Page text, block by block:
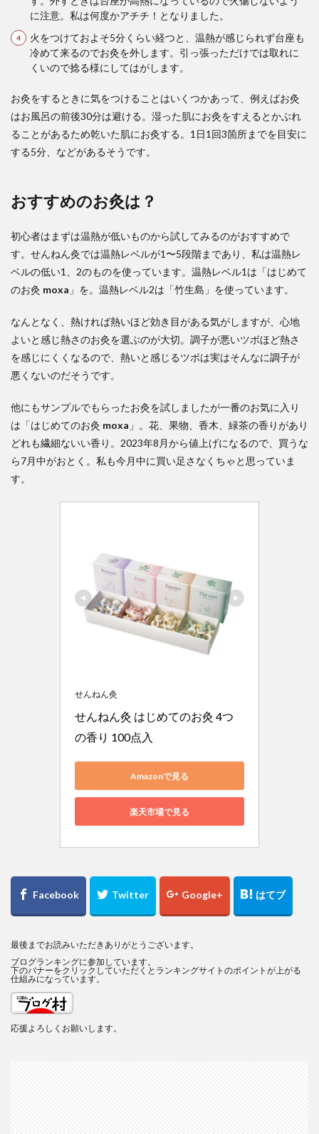
に注意。私は何度かアチチ！となりました。
火をつけておよそ5分くらい経つと、温熱が感じられず台座も
冷めて来るのでお灸を外します。引っ張っただけでは取れに
くいので捻る様にしてはがします。
お灸をするときに気をつけることはいくつかあって、例えばお灸
はお風呂の前後30分は避ける。湿った肌にお灸をすえるとかぶれ
ることがあるため乾いた肌にお灸する。1日1回3箇所までを目安に
する5分、などがあるそうです。
おすすめのお灸は？
初心者はまずは温熱が低いものから試してみるのがおすすめで
す。せんねん灸では温熱レベルが1〜5段階まであり、私は温熱レ
ベルの低い1、2のものを使っています。温熱レベル1は「はじめて
のお灸 moxa 」を。温熱レベル2は「竹生島」を使っています。
なんとなく、熱ければ熱いほど効き目がある気がしますが、心地
よいと感じ熱さのお灸を選ぶのが大切。調子が悪いツボほど熱さ
を感じにくくなるので、熱いと感じるツボは実はそんなに調子が
悪くないのだそうです。
他にもサンプルでもらったお灸を試しましたが一番のお気に入り
は「はじめてのお灸 moxa 」。花、果物、香木、緑茶の香りがあり
どれも繊細ないい香り。2023年8月から値上げになるので、買うな
ら7月中がおとく。私も今月中に買い足さなくちゃと思っていま
す。
せんねん灸
せんねん灸 はじめてのお灸 4つ
の香り 100点入
Amazonで見る
楽天市場で見る
最後までお読みいただきありがとうございます。
ブログランキングに参加しています。
下のバナーをクリックしていただくとランキングサイトのポイントが上がる
仕組みになっています。
応援よろしくお願いします。